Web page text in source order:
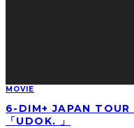
MOVIE
6-DIM+ JAPAN TOUR
「UDOK. 」